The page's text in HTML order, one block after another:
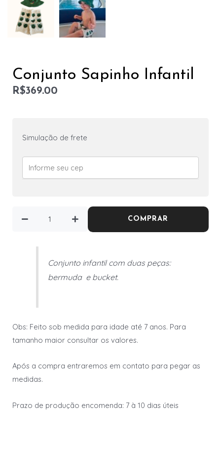
Conjunto Sapinho Infantil
R$369.00
Simulação de frete
COMPRAR
Conjunto infantil com duas peças:
bermuda e bucket.
Obs: Feito sob medida para idade até 7 anos. Para
tamanho maior consultar os valores.
Após a compra entraremos em contato para pegar as
medidas.
Prazo de produção encomenda: 7 à 10 dias úteis